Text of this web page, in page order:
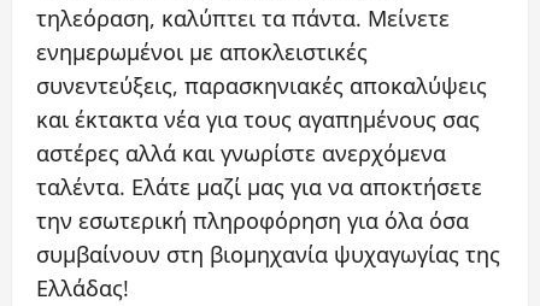
τηλεόραση, καλύπτει τα πάντα. Μείνετε
ενημερωμένοι με αποκλειστικές
συνεντεύξεις, παρασκηνιακές αποκαλύψεις
και έκτακτα νέα για τους αγαπημένους σας
αστέρες αλλά και γνωρίστε ανερχόμενα
ταλέντα. Ελάτε μαζί μας για να αποκτήσετε
την εσωτερική πληροφόρηση για όλα όσα
συμβαίνουν στη βιομηχανία ψυχαγωγίας της
Ελλάδας!